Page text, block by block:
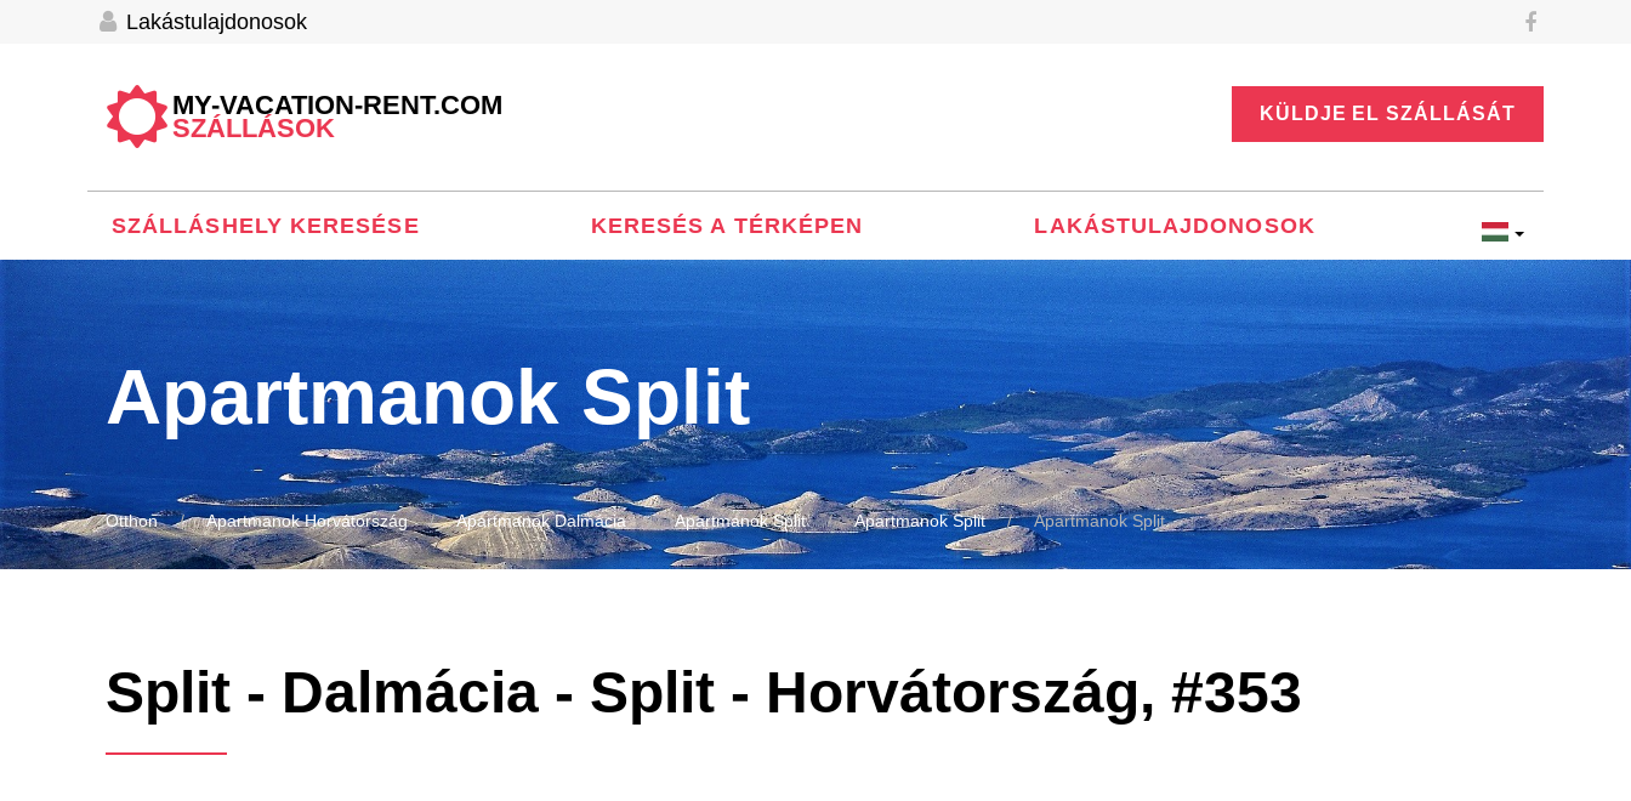
Lakástulajdonosok
MY-VACATION-RENT.COM
SZÁLLÁSOK KÜLDJE EL SZÁLLÁSÁT
SZÁLLÁSHELY KERESÉSE KERESÉS A TÉRKÉPEN LAKÁSTULAJDONOSOK
Apartmanok Split
Otthon Apartmanok Horvátország Apartmanok Dalmácia Apartmanok Split Apartmanok Split Apartmanok Split
Split - Dalmácia - Split - Horvátország, #353